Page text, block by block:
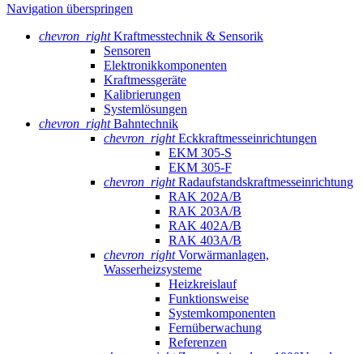
Navigation überspringen
chevron_right Kraftmesstechnik & Sensorik
Sensoren
Elektronikkomponenten
Kraftmessgeräte
Kalibrierungen
Systemlösungen
chevron_right Bahntechnik
chevron_right Eckkraftmess­einrichtungen
EKM 305-S
EKM 305-F
chevron_right Radaufstands­kraftmess­einrichtung
RAK 202A/B
RAK 203A/B
RAK 402A/B
RAK 403A/B
chevron_right Vorwärmanlagen,
Wasserheizsysteme
Heizkreislauf
Funktionsweise
Systemkomponenten
Fernüberwachung
Referenzen